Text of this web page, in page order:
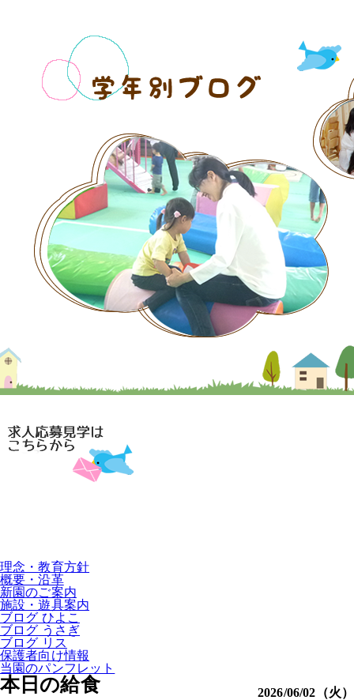
理念・教育方針
概要・沿革
新園のご案内
施設・遊具案内
ブログ ひよこ
ブログ うさぎ
ブログ リス
保護者向け情報
当園のパンフレット
本日の給食 2026/06/02（火）